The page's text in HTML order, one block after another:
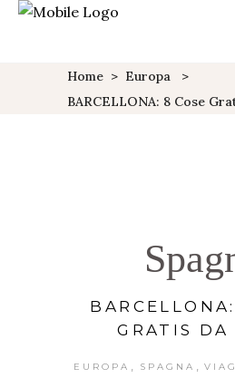
Home > Europa
>
BARCELLONA: 8 Cose
GRATIS DA
EUROPA SPAGNA